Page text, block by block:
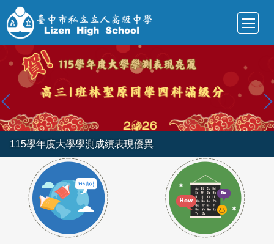
到
主
內
區
115學年度大學學測成績表現優異